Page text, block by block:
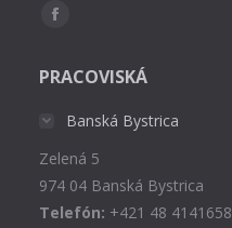
Find us on:
Facebook
opens
window
PRACOVISKÁ
Banská Bystrica
Zelená 5
974 04 Banská Bystrica
Telefón: +421 48 4141658